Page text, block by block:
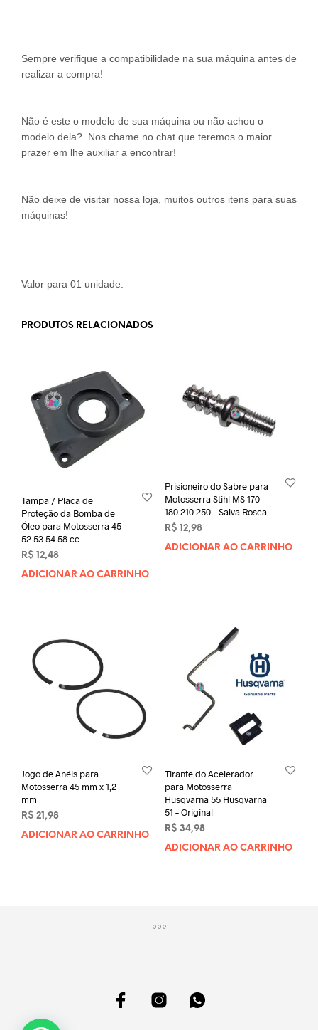
Sempre verifique a compatibilidade na sua máquina antes de
realizar a compra!
Não é este o modelo de sua máquina ou não achou o
modelo dela? Nos chame no chat que teremos o maior
prazer em lhe auxiliar a encontrar!
Não deixe de visitar nossa loja, muitos outros itens para suas
máquinas!
Valor para 01 unidade.
PRODUTOS RELACIONADOS
Tampa / Placa de
Proteção da Bomba de
Óleo para Motosserra 45
52 53 54 58 cc
R$ 12,48
ADICIONAR AO CARRINHO
Prisioneiro do Sabre para
Motosserra Stihl MS 170
180 210 250 – Salva Rosca
R$ 12,98
ADICIONAR AO CARRINHO
Jogo de Anéis para
Motosserra 45 mm x 1,2
mm
R$ 21,98
ADICIONAR AO CARRINHO
Tirante do Acelerador
para Motosserra
Husqvarna 55 Husqvarna
51 – Original
R$ 34,98
ADICIONAR AO CARRINHO